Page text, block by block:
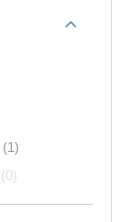
(1)
(0)